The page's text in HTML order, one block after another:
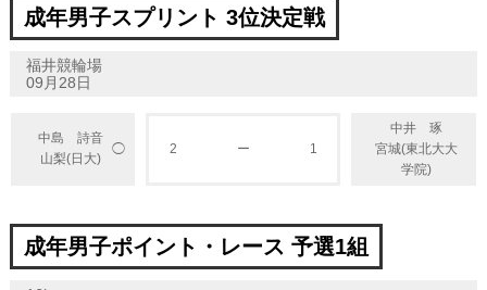
成年男子スプリント 3位決定戦
福井競輪場
09月28日
中島 詩音
山梨(日大)
◯ 2 ー 1
中井 琢
宮城(東北大大
学院)
成年男子ポイント・レース 予選1組